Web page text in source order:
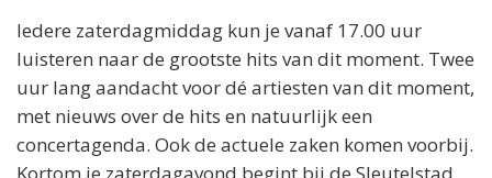
Iedere zaterdagmiddag kun je vanaf 17.00 uur
luisteren naar de grootste hits van dit moment. Twee
uur lang aandacht voor dé artiesten van dit moment,
met nieuws over de hits en natuurlijk een
concertagenda. Ook de actuele zaken komen voorbij.